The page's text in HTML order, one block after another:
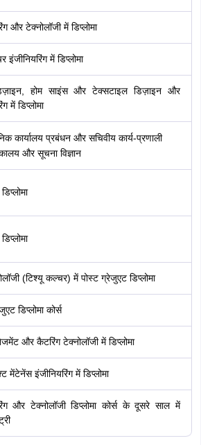
और टेक्नोलॉजी में डिप्लोमा
इंजीनियरिंग में डिप्लोमा
होम साइंस और टेक्सटाइल डिज़ाइन और
में डिप्लोमा
कार्यालय प्रबंधन और सचिवीय कार्य-प्रणाली
और सूचना विज्ञान
(टिश्यू कल्चर) में पोस्ट ग्रेजुएट डिप्लोमा
डिप्लोमा कोर्स
और कैटरिंग टेक्नोलॉजी में डिप्लोमा
मेंटेनेंस इंजीनियरिंग में डिप्लोमा
और टेक्नोलॉजी डिप्लोमा कोर्स के दूसरे साल में